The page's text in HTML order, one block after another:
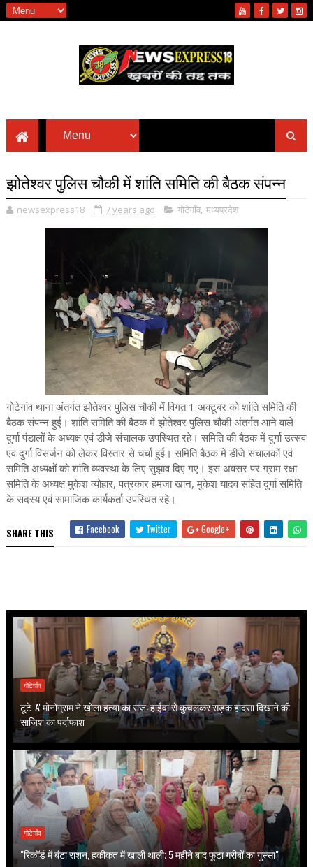
झोतेश्वर पुलिस चौकी में शांति समिति की बैठक संपन्न
newsexpress18 7 years ago गोटेगाँव, मध्यप्रदेश
गोटेगांव थाना अंतर्गत झोतेश्वर पुलिस चौकी में विगत 1 अक्टूबर को शांति समिति की
बैठक संपन्न हुई। शांति समिति की बैठक में झोतेश्वर पुलिस चौकी अंतर्गत आने वाले
दुर्गा पंडालों के अध्यक्ष एवं डीजे संचालक उपस्थित रहे। समिति की बैठक में दुर्गा उत्सव
एवं दुर्गा विसर्जन को लेकर विस्तार से चर्चा हुई। समिति बैठक में डीजे संचालकों एवं
समिति अध्यक्षों को शांति व्यवस्था के लिए सुझाव दिए गए। इस अवसर पर ग्राम रक्षा
समिति के अध्यक्ष मुकेश व्योहार, पत्रकार हमजा खान, मुकेश यादव सहित दुर्गा समिति
के सदस्य एवं सामाजिक कार्यकर्ता उपस्थित रहे।
SHARE THIS Facebook Twitter Google+
गोटेगाँव
टूटे 'A' मोनोग्राम ने खोला हत्या का राज: हाईवा से कुचलकर सड़क हादसा दिखाने की
साजिश का पर्दाफाश
गोटेगाँव
"रिकॉर्ड में बंटा राशन, हकीकत में खाली थाली; 5 महीने बाद फूटा गरीबों का गुस्सा"